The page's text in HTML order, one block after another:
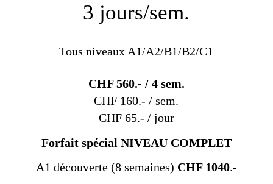
3 jours/sem.
Tous niveaux A1/A2/B1/B2/C1
CHF 560.- / 4 sem.
CHF 160.- / sem.
CHF 65.- / jour
Forfait spécial NIVEAU COMPLET
A1 découverte (8 semaines) CHF 1040.-